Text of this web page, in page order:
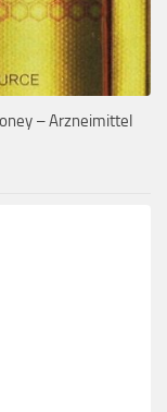
– Arzneimittel